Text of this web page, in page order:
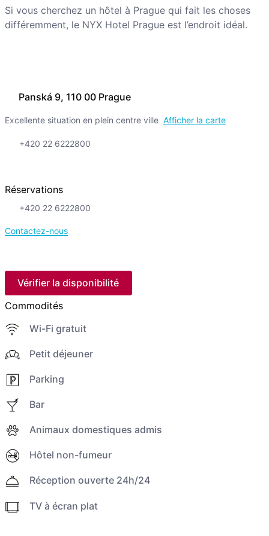
Panská 9, 110 00 Prague
Excellente situation en plein centre ville Afficher la carte
+420 22 6222800
Réservations
+420 22 6222800
Contactez-nous
Vérifier la disponibilité
Commodités
Wi-Fi gratuit
Petit déjeuner
Parking
Bar
Animaux domestiques admis
Hôtel non-fumeur
Réception ouverte 24h/24
TV à écran plat
Si vous cherchez un hôtel à Prague qui fait les choses
différemment, le NYX Hotel Prague est l’endroit idéal.